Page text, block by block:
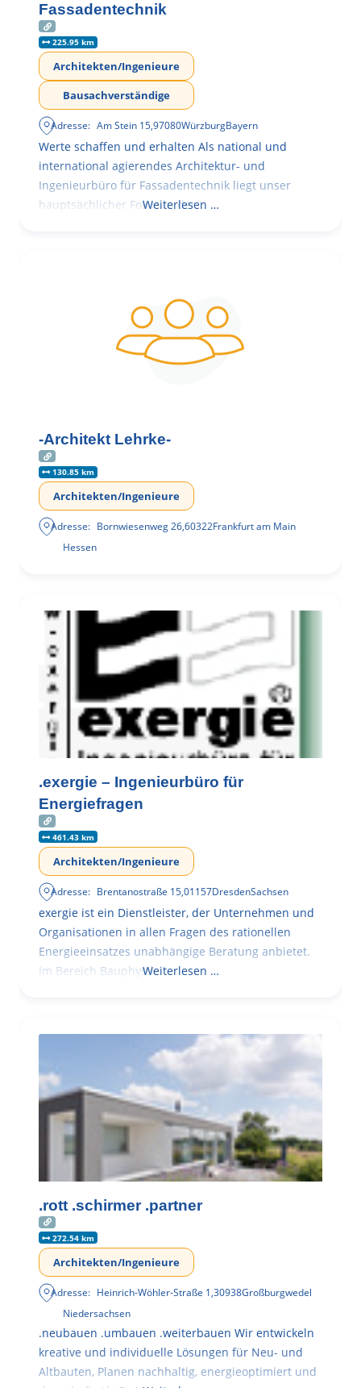
Fassadentechnik
225.95 km
Architekten/Ingenieure
Bausachverständige
Adresse: Am Stein 15,97080WürzburgBayern
Werte schaffen und erhalten Als national und
international agierendes Architektur- und
Ingenieurbüro für Fassadentechnik liegt unser
hauptsächlicher Fokus in der
Weiterlesen …
-Architekt Lehrke-
130.85 km
Architekten/Ingenieure
Adresse: Bornwiesenweg 26,60322Frankfurt am Main
Hessen
.exergie – Ingenieurbüro für
Energiefragen
461.43 km
Architekten/Ingenieure
Adresse: Brentanostraße 15,01157DresdenSachsen
exergie ist ein Dienstleister, der Unternehmen und
Organisationen in allen Fragen des rationellen
Energieeinsatzes unabhängige Beratung anbietet.
Im Bereich BauphysikWeiterlesen …
.rott .schirmer .partner
272.54 km
Architekten/Ingenieure
Adresse: Heinrich-Wöhler-Straße 1,30938Großburgwedel
Niedersachsen
.neubauen .umbauen .weiterbauen Wir entwickeln
kreative und individuelle Lösungen für Neu- und
Altbauten, Planen nachhaltig, energieoptimiert und